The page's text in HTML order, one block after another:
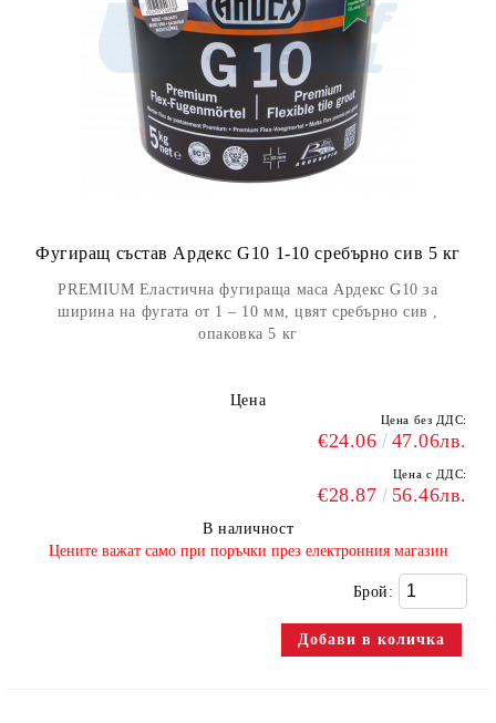
Фугиращ състав Ардекс G10 1-10 сребърно сив 5 кг
PREMIUM Еластична фугираща маса Ардекс G10 за
ширина на фугата от 1 – 10 мм, цвят сребърно сив ,
опаковка 5 кг
Цена
Цена без ДДС:
€24.06 47.06лв.
Цена с ДДС:
€28.87 56.46лв.
В наличност
​Цените важат само при поръчки през електронния магазин
Брой: